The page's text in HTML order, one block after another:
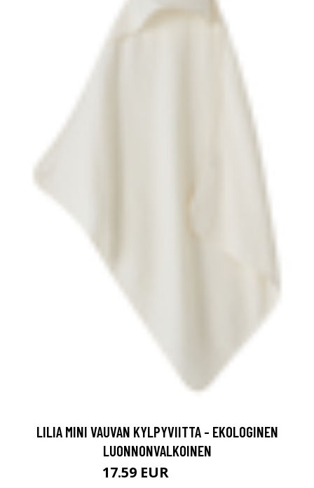
LILIA MINI VAUVAN KYLPYVIITTA - EKOLOGINEN
LUONNONVALKOINEN
17.59 EUR